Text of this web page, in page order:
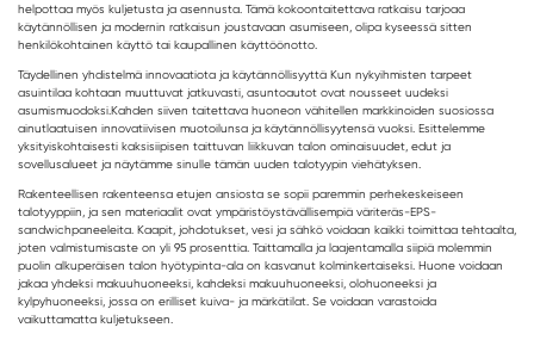
helpottaa myös kuljetusta ja asennusta. Tämä kokoontaitettava ratkaisu tarjoaa
käytännöllisen ja modernin ratkaisun joustavaan asumiseen, olipa kyseessä sitten
henkilökohtainen käyttö tai kaupallinen käyttöönotto.
Täydellinen yhdistelmä innovaatiota ja käytännöllisyyttä Kun nykyihmisten tarpeet
asuintilaa kohtaan muuttuvat jatkuvasti, asuntoautot ovat nousseet uudeksi
asumismuodoksi.Kahden siiven taitettava huoneon vähitellen markkinoiden suosiossa
ainutlaatuisen innovatiivisen muotoilunsa ja käytännöllisyytensä vuoksi. Esittelemme
yksityiskohtaisesti kaksisiipisen taittuvan liikkuvan talon ominaisuudet, edut ja
sovellusalueet ja näytämme sinulle tämän uuden talotyypin viehätyksen.
Rakenteellisen rakenteensa etujen ansiosta se sopii paremmin perhekeskeiseen
talotyyppiin, ja sen materiaalit ovat ympäristöystävällisempiä väriteräs-EPS-
sandwichpaneeleita. Kaapit, johdotukset, vesi ja sähkö voidaan kaikki toimittaa tehtaalta,
joten valmistumisaste on yli 95 prosenttia. Taittamalla ja laajentamalla siipiä molemmin
puolin alkuperäisen talon hyötypinta-ala on kasvanut kolminkertaiseksi. Huone voidaan
jakaa yhdeksi makuuhuoneeksi, kahdeksi makuuhuoneeksi, olohuoneeksi ja
kylpyhuoneeksi, jossa on erilliset kuiva- ja märkätilat. Se voidaan varastoida
vaikuttamatta kuljetukseen.